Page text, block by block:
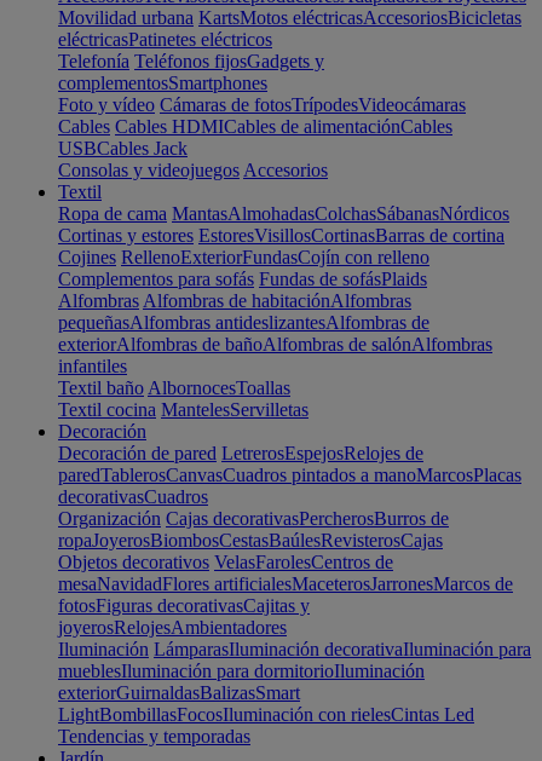
Movilidad urbana KartsMotos eléctricasAccesoriosBicicletas
eléctricasPatinetes eléctricos
Telefonía Teléfonos fijosGadgets y
complementosSmartphones
Foto y vídeo Cámaras de fotosTrípodesVideocámaras
Cables Cables HDMICables de alimentaciónCables
USBCables Jack
Consolas y videojuegos Accesorios
Textil
Ropa de cama MantasAlmohadasColchasSábanasNórdicos
Cortinas y estores EstoresVisillosCortinasBarras de cortina
Cojines RellenoExteriorFundasCojín con relleno
Complementos para sofás Fundas de sofásPlaids
Alfombras Alfombras de habitaciónAlfombras
pequeñasAlfombras antideslizantesAlfombras de
exteriorAlfombras de bañoAlfombras de salónAlfombras
infantiles
Textil baño AlbornocesToallas
Textil cocina MantelesServilletas
Decoración
Decoración de pared LetrerosEspejosRelojes de
paredTablerosCanvasCuadros pintados a manoMarcosPlacas
decorativasCuadros
Organización Cajas decorativasPercherosBurros de
ropaJoyerosBiombosCestasBaúlesRevisterosCajas
Objetos decorativos VelasFarolesCentros de
mesaNavidadFlores artificialesMaceterosJarronesMarcos de
fotosFiguras decorativasCajitas y
joyerosRelojesAmbientadores
Iluminación LámparasIluminación decorativaIluminación para
mueblesIluminación para dormitorioIluminación
exteriorGuirnaldasBalizasSmart
LightBombillasFocosIluminación con rielesCintas Led
Tendencias y temporadas